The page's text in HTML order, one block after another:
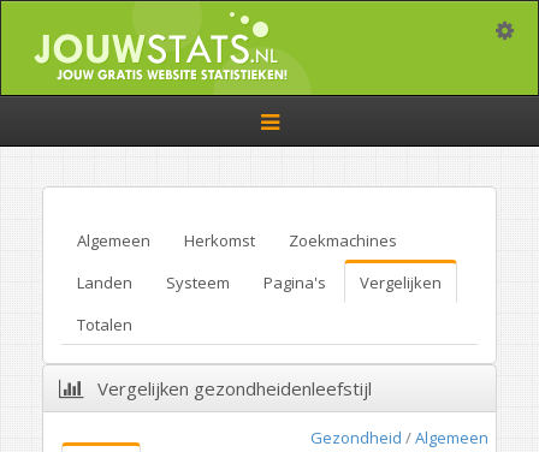
Toggle
navigation
Algemeen Herkomst
Zoekmachines
Landen
Systeem Pagina's
Vergelijken
Totalen
Vergelijken gezondheidenleefstijl
Gezondheid /Algemeen